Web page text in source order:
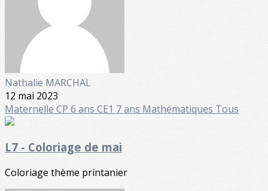
Nathalie MARCHAL
12 mai 2023
Maternelle CP 6 ans CE1 7 ans Mathématiques Tous
L7 - Coloriage de mai
Coloriage thème printanier